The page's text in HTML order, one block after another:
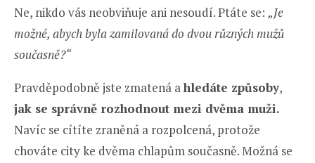
Ne, nikdo vás neobviňuje ani nesoudí. Ptáte se: „Je
možné, abych byla zamilovaná do dvou různých mužů
současně?“
Pravděpodobně jste zmatená ahledáte způsoby,
jak se správně rozhodnout mezi dvěma muži.
Navíc se cítíte zraněná a rozpolcená, protože
chováte city ke dvěma chlapům současně. Možná se